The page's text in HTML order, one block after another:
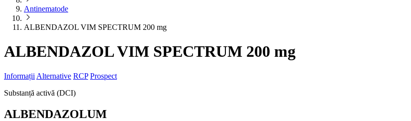
Antinematode
ALBENDAZOL VIM SPECTRUM 200 mg
ALBENDAZOL VIM SPECTRUM 200 mg
Informații Alternative RCP Prospect
Substanță activă (DCI)
ALBENDAZOLUM